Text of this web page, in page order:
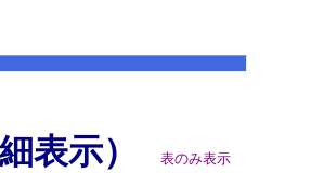
表示）
表のみ表示